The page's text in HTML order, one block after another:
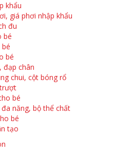
khẩu
giá phơi nhập khẩu
đu
bé
bé
đạp chân
chui, cột bóng rổ
bé
năng, bộ thể chất
bé
tạo